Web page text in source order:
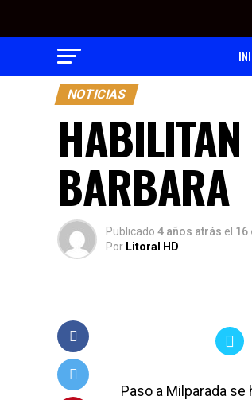
NOTICIAS
BARBARA
Publicado 4 años atrás el 16
Por Litoral HD
Paso a Milparada